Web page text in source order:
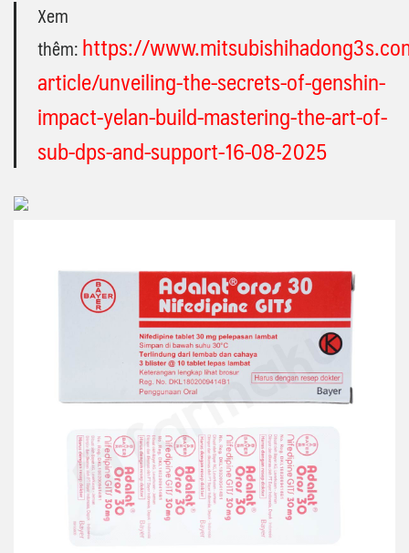
Xem
thêm:https://
article/unveiling-the-secrets-of-genshin-
impact-yelan-build-mastering-the-art-of-
sub-dps-and-support-16-08-2025